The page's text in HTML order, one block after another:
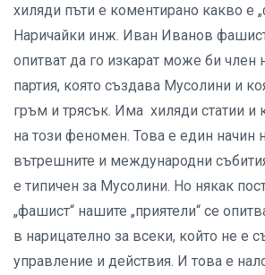
хиляди пъти е коментирано какво е
Наричайки инж. Иван Иванов
опитват да го изкарат може би член
партия, която създава Мусолини и
гръм и трясък. Има хиляди статии и
на този феномен. Това е един начин
вътрешните и международни
е типичен за Мусолини. Но някак
„фашист“ нашите „приятели“ се
в нарицателно за всеки, който не е
управление и действия. И това е